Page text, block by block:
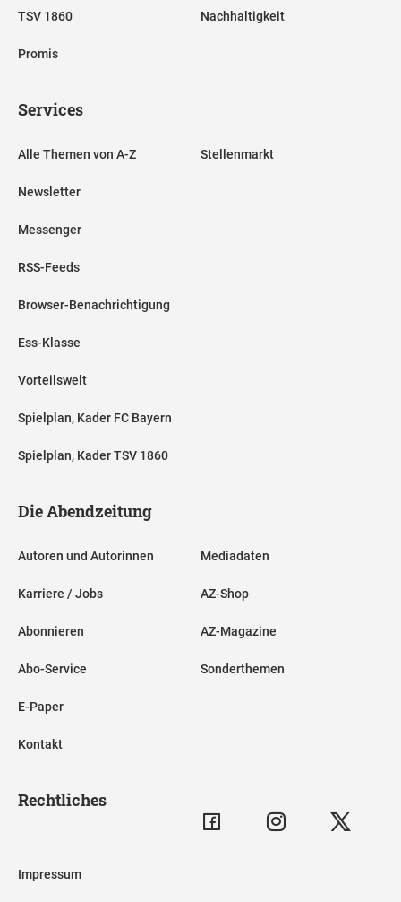
TSV 1860
Promis
Nachhaltigkeit
Services
Alle Themen von A-Z
Newsletter
Messenger
RSS-Feeds
Browser-Benachrichtigung
Ess-Klasse
Vorteilswelt
Spielplan, Kader FC Bayern
Spielplan, Kader TSV 1860
Stellenmarkt
Die Abendzeitung
Autoren und Autorinnen
Karriere / Jobs
Abonnieren
Abo-Service
E-Paper
Kontakt
Mediadaten
AZ-Shop
AZ-Magazine
Sonderthemen
Rechtliches
Impressum